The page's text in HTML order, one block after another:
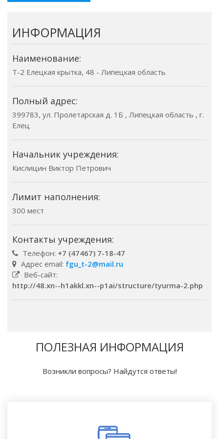
ИНФОРМАЦИЯ
Наименование:
Т-2 Елецкая крытка, 48 - Липецкая область
Полный адрес:
399783, ул. Пролетарская д. 1Б , Липецкая область , г.
Елец
Начальник учреждения:
Кислицин Виктор Петрович
Лимит наполнения:
300 мест
Контакты учреждения:
Телефон: +7 (47467) 7-18-47
Адрес email: fgu_t-2@mail.ru
Веб-сайт:
http://48.xn--h1akkl.xn--p1ai/structure/tyurma-2.php
ПОЛЕЗНАЯ ИНФОРМАЦИЯ
Возникли вопросы? Найдутся ответы!